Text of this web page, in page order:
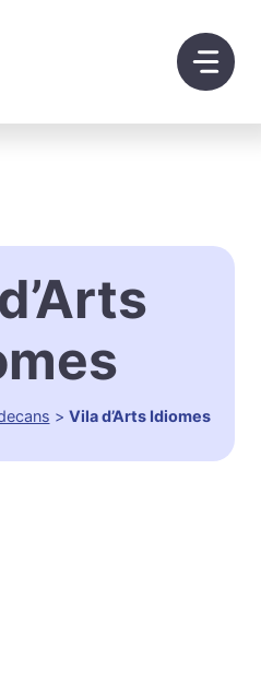
> Vila d’Arts Idiomes